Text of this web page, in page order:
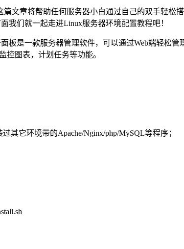
文章将帮助任何服务器小白通过自己的双手轻松
我们就一起走进Linux服务器环境配置教程吧！
板是一款服务器管理软件，可以通过Web端轻松
控图表，计划任务等功能。
其它环境带的Apache/Nginx/php/MySQL等程序；